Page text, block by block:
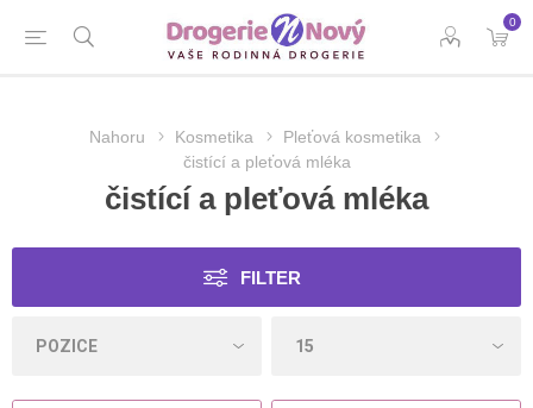
0
Nahoru Kosmetika
Pleťová kosmetika
čistící a pleťová mléka
čistící a pleťová mléka
FILTER